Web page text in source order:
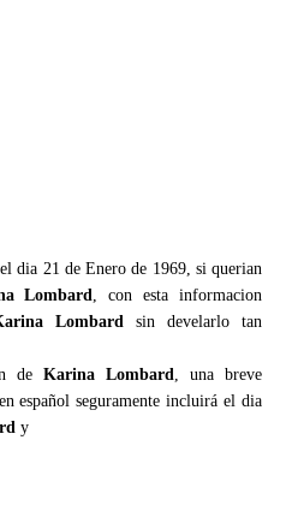
dia 21 de Enero de 1969, si querian
Lombard, con esta informacion
Lombardsin develarlo tan
de Karina Lombard, una breve
español seguramente incluirá el dia
y